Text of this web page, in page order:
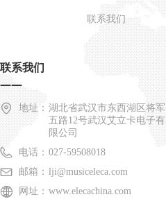
地址： 湖北省武汉市东西湖区将军
五路12号武汉艾立卡电子有
限公司
电话： 027-59508018
邮箱： lji@musiceleca.com
网址： www.elecachina.com
联系我们
——
联系我们